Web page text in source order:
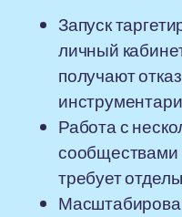
Запуск
личный
получают
Работа с
требует